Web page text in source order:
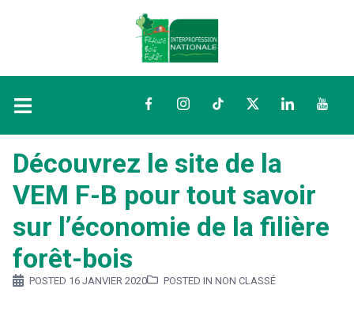
FacebookInstagramTikTokTwitterLinkedIn
Découvrez le site de la
VEM F-B pour tout savoir
sur l’économie de la filière
forêt-bois
POSTED 16 JANVIER 2020 POSTED IN NON CLASSÉ